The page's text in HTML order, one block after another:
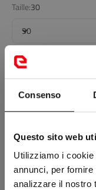
Consenso
Questo sito web
Utilizziamo i
annunci, per
analizzare il nostro
Taille:30
30
NOUVEAUTÉ: RETOUR
Tu n'as pas trouvé ce
Visite une boutique